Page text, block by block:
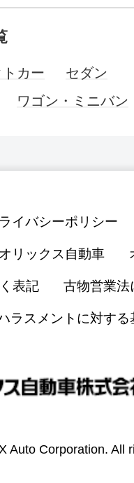
カー
セダン
ワゴン・ミニバン
イバシーポリシー
オリックス自動車
表記 古物営業法
ラスメントに対する
Auto Corporation. All